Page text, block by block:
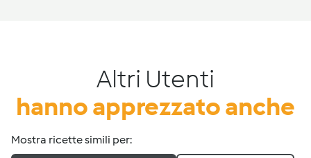
Altri Utenti
hanno apprezzato anche
Mostra ricette simili per: